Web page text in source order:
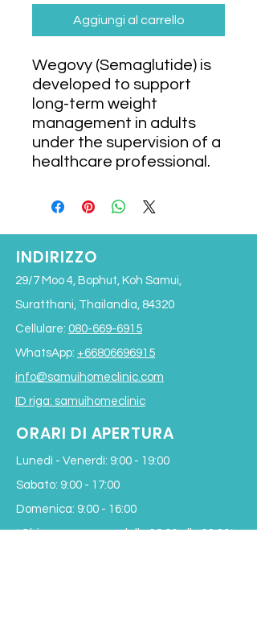
Aggiungi al carrello
Wegovy (Semaglutide) is
developed to support
long-term weight
management in adults
under the supervision of a
healthcare professional.
INDIRIZZO
29/7 Moo 4, Bophut, Koh Samui,
Suratthani, Thailandia, 84320
Cellulare: 080-669-6915
WhatsApp: +66806696915
info@samuihomeclinic.com
ID riga: samuihomeclinic
ORARI DI APERTURA
Lunedì - Venerdì: 9:00 - 19:00
Sabato: 9:00 - 17:00
Domenica: 9:00 - 16:00
*Chiuso per pranzo dalle 12:00 alle 13:30*